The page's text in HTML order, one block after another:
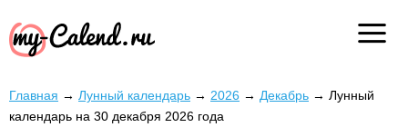
Главная → Лунный календарь → 2026 → Декабрь → Лунный
календарь на 30 декабря 2026 года